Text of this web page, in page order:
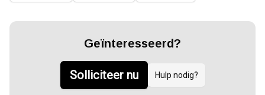
Geïnteresseerd?
Solliciteer nu Hulp nodig?